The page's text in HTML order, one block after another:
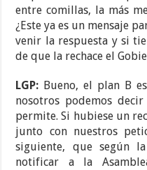
entre comillas, la más
¿Este ya es un mensaje
venir la respuesta y si
de que la rechace el
LGP: Bueno, el plan B
nosotros podemos
permite. Si hubiese un
junto con nuestros
siguiente, que según
notificar a la